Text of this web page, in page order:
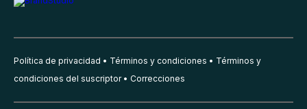
Política de privacidad Términos y condiciones
Términos y
condiciones del suscriptor
Correcciones